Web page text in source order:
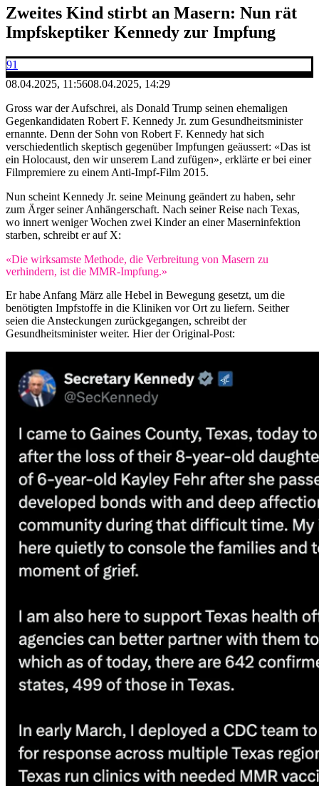
Zweites Kind stirbt an Masern: Nun rät
Impfskeptiker Kennedy zur Impfung
91
08.04.2025, 11:5608.04.2025, 14:29
Gross war der Aufschrei, als Donald Trump seinen ehemaligen
Gegenkandidaten Robert F. Kennedy Jr. zum Gesundheitsminister
ernannte. Denn der Sohn von Robert F. Kennedy hat sich
verschiedentlich skeptisch gegenüber Impfungen geäussert: «Das ist
ein Holocaust, den wir unserem Land zufügen», erklärte er bei einer
Filmpremiere zu einem Anti-Impf-Film 2015.
Nun scheint Kennedy Jr. seine Meinung geändert zu haben, sehr
zum Ärger seiner Anhängerschaft. Nach seiner Reise nach Texas,
wo innert weniger Wochen zwei Kinder an einer Maserninfektion
starben, schreibt er auf X:
«Die wirksamste Methode, die Verbreitung von Masern zu
verhindern, ist die MMR-Impfung.»
Er habe Anfang März alle Hebel in Bewegung gesetzt, um die
benötigten Impfstoffe in die Kliniken vor Ort zu liefern. Seither
seien die Ansteckungen zurückgegangen, schreibt der
Gesundheitsminister weiter. Hier der Original-Post: